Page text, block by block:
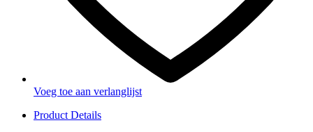
Voeg toe aan verlanglijst
Product Details